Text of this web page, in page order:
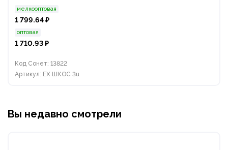
мелкооптовая
1 799.64 ₽
оптовая
1 710.93 ₽
Код Сонет: 13822
Артикул: EX ШКОС 3u
Вы недавно смотрели